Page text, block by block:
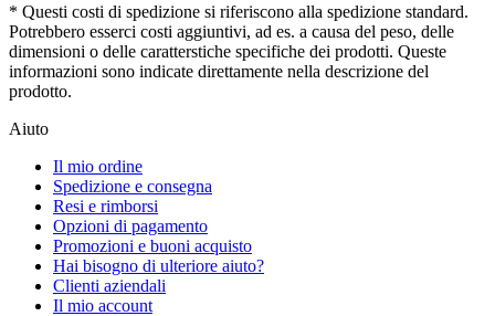
* Questi costi di spedizione si riferiscono alla spedizione standard.
Potrebbero esserci costi aggiuntivi, ad es. a causa del peso, delle
dimensioni o delle caratterstiche specifiche dei prodotti. Queste
informazioni sono indicate direttamente nella descrizione del
prodotto.
Aiuto
Il mio ordine
Spedizione e consegna
Resi e rimborsi
Opzioni di pagamento
Promozioni e buoni acquisto
Hai bisogno di ulteriore aiuto?
Clienti aziendali
Il mio account